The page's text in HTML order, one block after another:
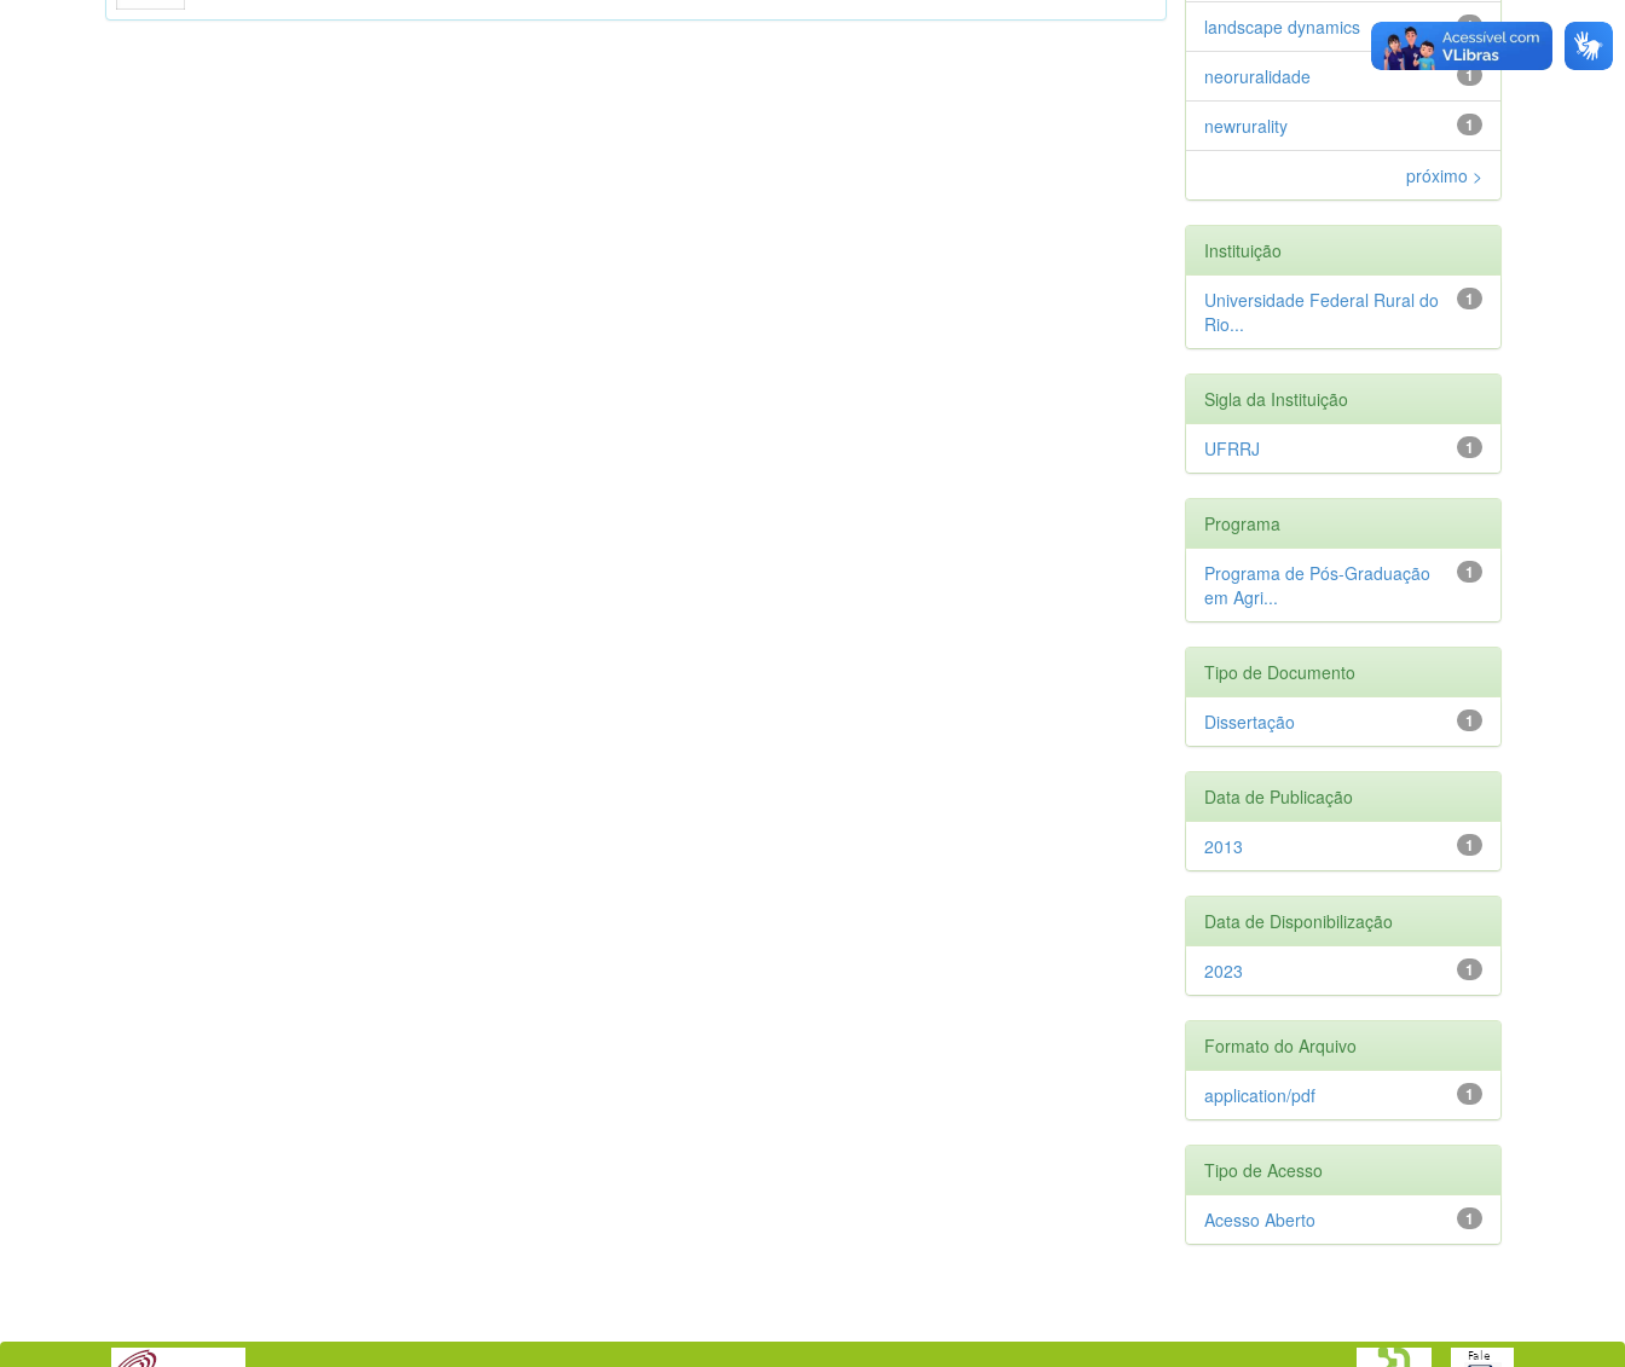
1
landscape dynamics
1
neoruralidade
1
newrurality
próximo >
Instituição
1
Universidade Federal Rural do
Rio...
Sigla da Instituição
1
UFRRJ
Programa
1
Programa de Pós-Graduação
em Agri...
Tipo de Documento
1
Dissertação
Data de Publicação
1
2013
Data de Disponibilização
1
2023
Formato do Arquivo
1
application/pdf
Tipo de Acesso
1
Acesso Aberto